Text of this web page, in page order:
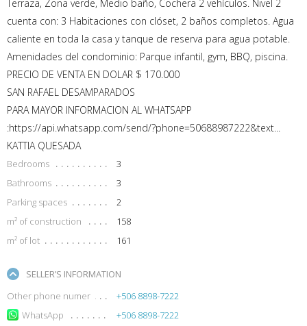
Terraza, Zona verde, Medio baño, Cochera 2 vehículos. Nivel 2
cuenta con: 3 Habitaciones con clóset, 2 baños completos. Agua
caliente en toda la casa y tanque de reserva para agua potable.
Amenidades del condominio: Parque infantil, gym, BBQ, piscina.
PRECIO DE VENTA EN DOLAR $ 170.000
SAN RAFAEL DESAMPARADOS
PARA MAYOR INFORMACION AL WHATSAPP
:https://api.whatsapp.com/send/?phone=50688987222&text...
KATTIA QUESADA
Bedrooms
3
Bathrooms
3
Parking spaces
2
m² of construction
158
m² of lot
161
SELLER’S INFORMATION
Other phone numer
+506 8898-7222
WhatsApp
+506 8898-7222